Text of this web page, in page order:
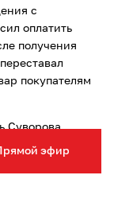
эфир
с
оплатить
получения
покупателям
Суворова
82 414,68